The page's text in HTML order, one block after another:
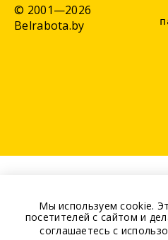
© 2001—2026
Belrabota.by
Мы используем cookie.
посетителей с сайтом и
соглашаетесь с